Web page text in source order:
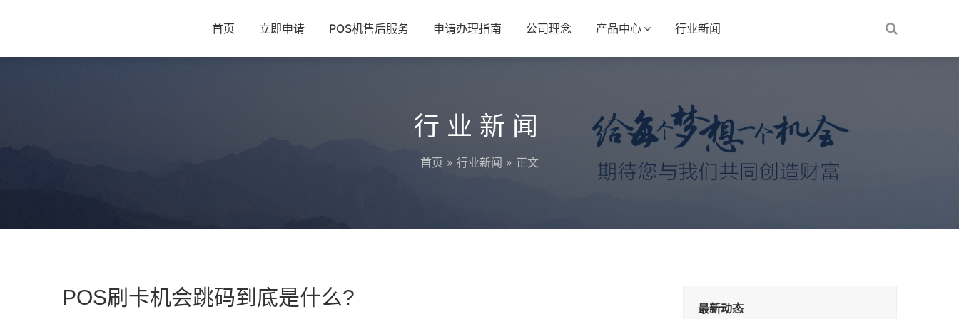
首页 立即申请 POS机售后服务 申请办理指南 公司理念 产品中心 行业新闻
行业新闻
首页 » 行业新闻 » 正文
POS刷卡机会跳码到底是什么? 最新动态